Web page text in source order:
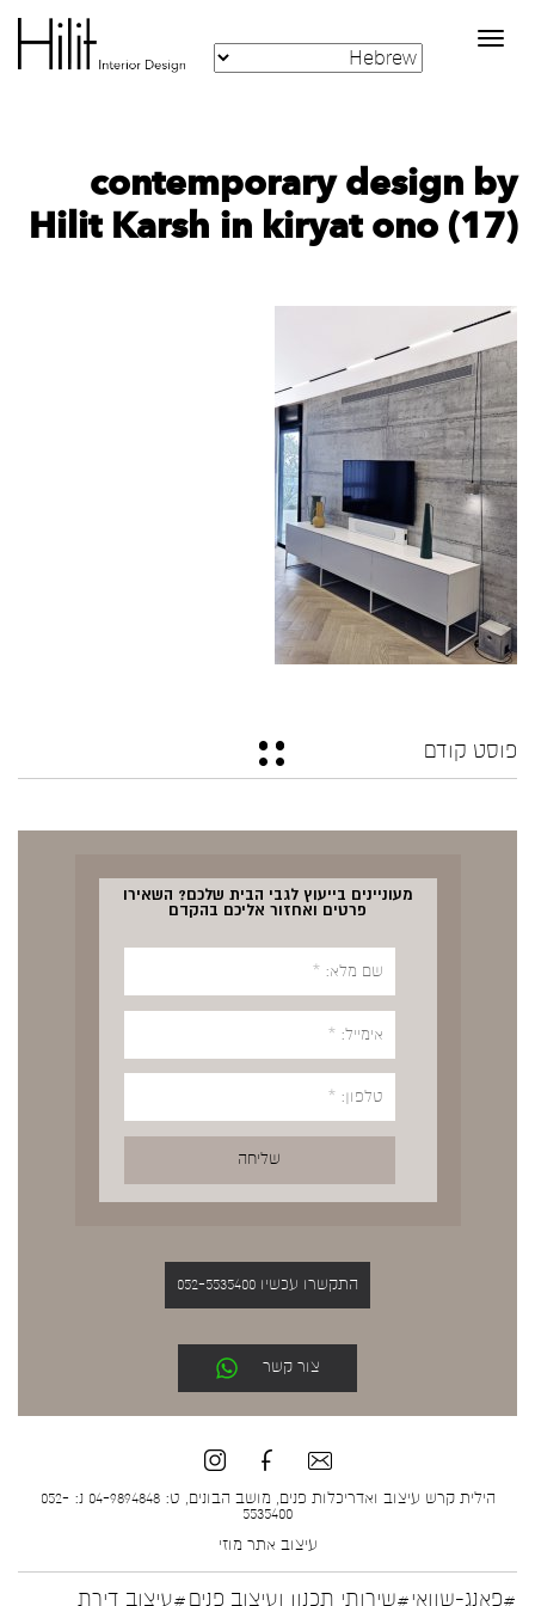
Toggle
navigation
contemporary design by
Hilit Karsh in kiryat ono (17)
פוסט קודם
מעוניינים בייעוץ לגבי הבית שלכם? השאירו
פרטים ואחזור אליכם בהקדם
התקשרו עכשיו 052-5535400
צור קשר
הילית קרש עיצוב ואדריכלות פנים, מושב הבונים, ט: 04-9894848 נ: 052-
5535400
עיצוב אתר מוזי
#פאנג-שוואי#שירותי תכנון ועיצוב פנים#עיצוב דירת